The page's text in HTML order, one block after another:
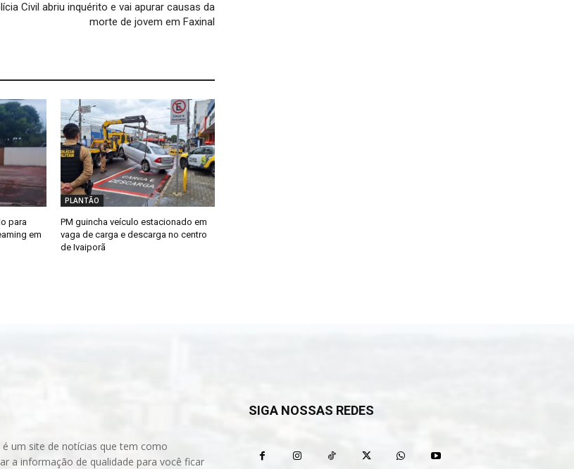
Civil abriu inquérito e vai apurar causas da
morte de jovem em Faxinal
para
em
PLANTÃO
PM guincha veículo estacionado em
vaga de carga e descarga no centro
de Ivaiporã
é um site de notícias que tem como
a informação de qualidade para você ficar
SIGA NOSSAS REDES